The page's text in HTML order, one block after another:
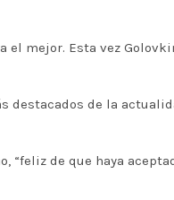
el mejor. Esta vez
destacados de la
“feliz de que haya